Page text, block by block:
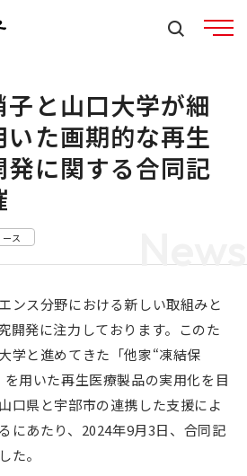
News
と山口大学が細
た画期的な再生
発に関する合同記
ス
ンス分野における新しい取組みと
開発に注力しております。このた
学と進めてきた「他家“凍結保
用いた再生医療製品の実用化を目
口県と宇部市の連携した支援によ
にあたり、2024年9月3日、合同記
た。